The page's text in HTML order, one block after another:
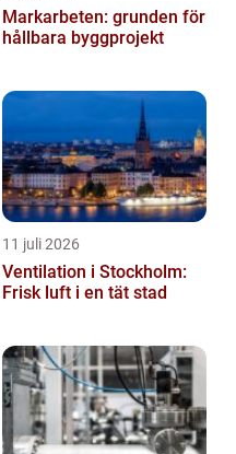
Markarbeten: grunden för
hållbara byggprojekt
11 juli 2026
Ventilation i Stockholm:
Frisk luft i en tät stad